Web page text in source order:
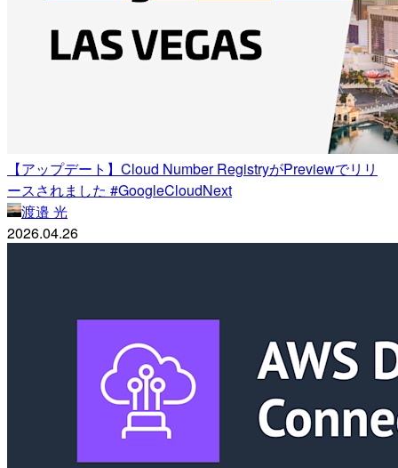
【アップデート】Cloud Number RegistryがPreviewでリリ
ースされました #GoogleCloudNext
渡邉 光
2026.04.26